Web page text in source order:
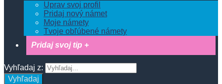
Uprav svoj profil
Pridaj nový námet
Moje námety
Tvoje obľúbené námety
Pridaj svoj tip +
Vyhľadaj z:
Vyhľadaj